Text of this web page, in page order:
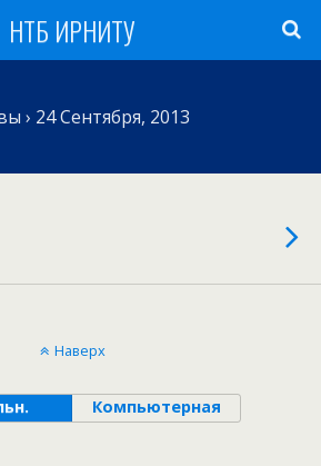
НТБ ИРНИТУ
› 24 Сентября, 2013
Наверх
Компьютерная